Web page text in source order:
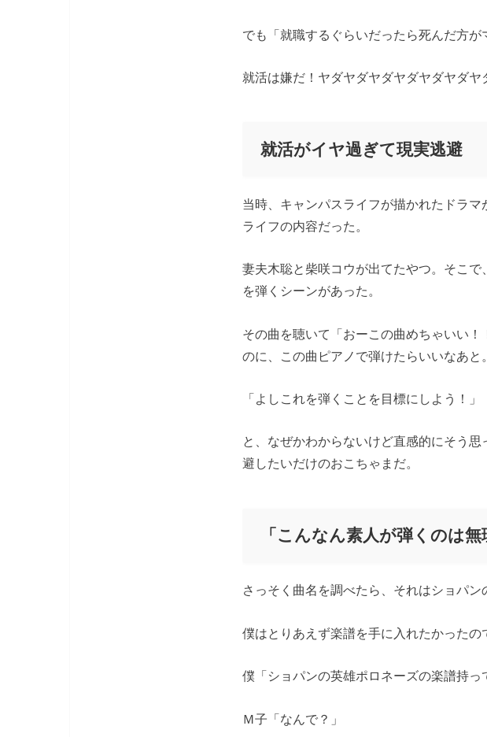
でも「就職するぐらいだったら死んだ方が
就活は嫌だ！ヤダヤダヤダヤダヤダヤダ
就活がイヤ過ぎて現実逃避
当時、キャンパスライフが描かれたドラ
ライフの内容だった。
妻夫木聡と柴咲コウが出てたやつ。そこ
を弾くシーンがあった。
その曲を聴いて「おーこの曲めちゃいい
のに、この曲ピアノで弾けたらいいなあと。
「よしこれを弾くことを目標にしよう！」
と、なぜかわからないけど直感的にそう
避したいだけのおこちゃまだ。
「こんなん素人が弾くのは無
さっそく曲名を調べたら、それはショパン
僕はとりあえず楽譜を手に入れたかったの
僕「ショパンの英雄ポロネーズの楽譜持っ
Ｍ子「なんで？」